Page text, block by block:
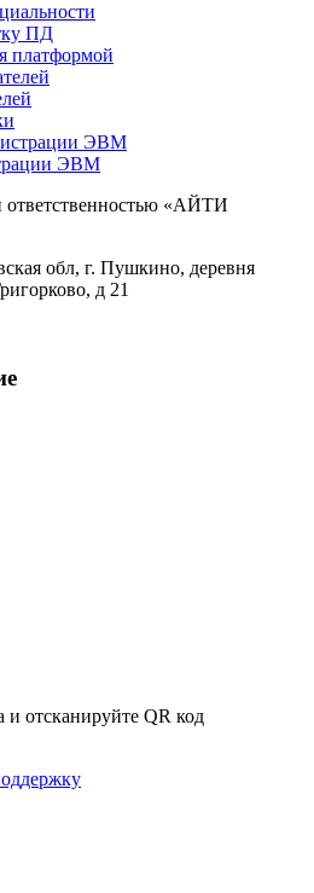
ПД
платформой
ЭВМ
ЭВМ
ответственностью «АЙТИ
обл, г. Пушкино, деревня
д 21
и отсканируйте QR код